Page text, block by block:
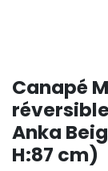
Canapé
Anka
H:87 cm)